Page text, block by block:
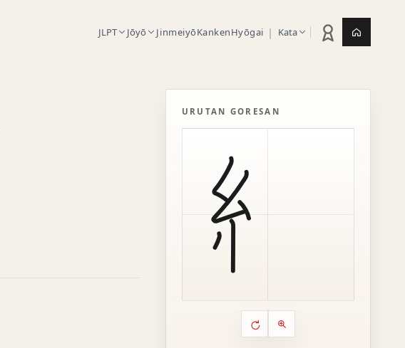
JLPT Jōyō JinmeiyōKankenHyōgai | Kata Statistik latihan
URUTAN GORESAN
Kontrol animasi urutan
Putar ulang animasi
Perbesar animasi